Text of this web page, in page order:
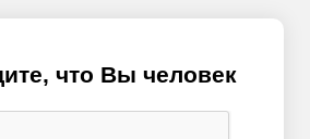
что Вы человек